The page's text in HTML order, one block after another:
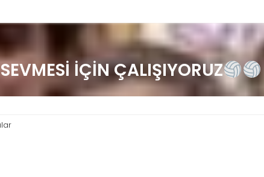
İÇİN ÇALIŞIYORUZ